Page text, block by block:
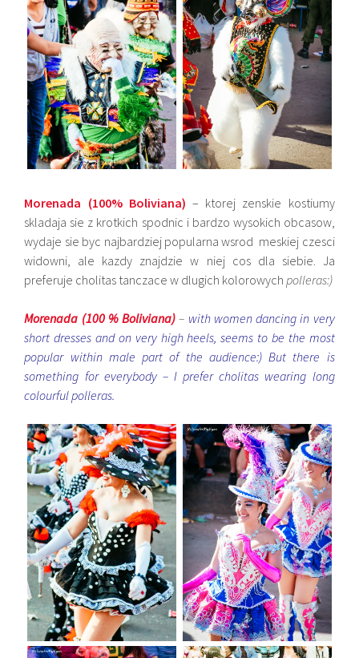
Morenada (100% Boliviana) – ktorej zenskie kostiumy
skladaja sie z krotkich spodnic i bardzo wysokich obcasow,
wydaje sie byc najbardziej popularna wsrod meskiej czesci
widowni, ale kazdy znajdzie w niej cos dla siebie. Ja
preferuje cholitas tanczace w dlugich kolorowych polleras:)
Morenada (100 % Boliviana) – with women dancing in very
short dresses and on very high heels, seems to be the most
popular within male part of the audience:) But there is
something for everybody – I prefer cholitas wearing long
colourful polleras.